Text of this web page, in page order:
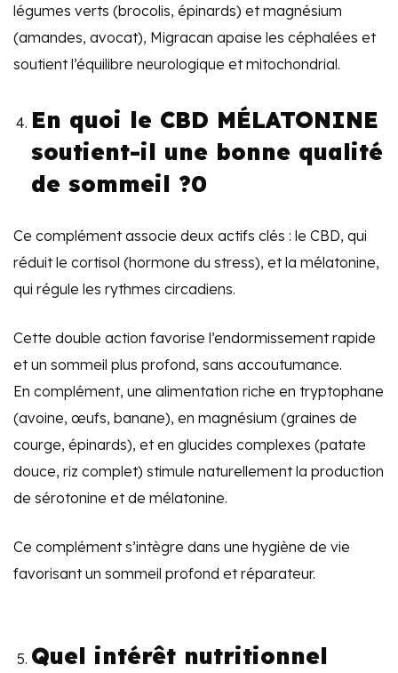
légumes verts (brocolis, épinards) et magnésium
(amandes, avocat), Migracan apaise les céphalées et
soutient l’équilibre neurologique et mitochondrial.
En quoi le CBD MÉLATONINE
soutient-il une bonne qualité
de sommeil ?0
Ce complément associe deux actifs clés : le CBD, qui
réduit le cortisol (hormone du stress), et la mélatonine,
qui régule les rythmes circadiens.
Cette double action favorise l’endormissement rapide
et un sommeil plus profond, sans accoutumance.
En complément, une alimentation riche en tryptophane
(avoine, œufs, banane), en magnésium (graines de
courge, épinards), et en glucides complexes (patate
douce, riz complet) stimule naturellement la production
de sérotonine et de mélatonine.
Ce complément s’intègre dans une hygiène de vie
favorisant un sommeil profond et réparateur.
Quel intérêt nutritionnel